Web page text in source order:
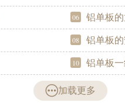
06 铝单板
08 铝单板
10 铝单板
加载更多